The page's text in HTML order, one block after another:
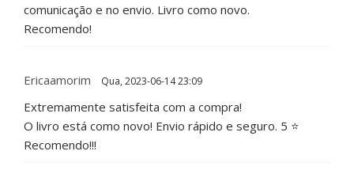
comunicação e no envio. Livro como novo.
Recomendo!
Ericaamorim Qua, 2023-06-14 23:09
Extremamente satisfeita com a compra!
O livro está como novo! Envio rápido e seguro. 5 ⭐
Recomendo!!!